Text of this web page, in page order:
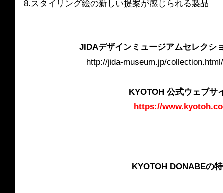
8.スタイリング絵の新しい提案が感じられる製品
JIDAデザインミュージアムセレクシ
http://jida-museum.jp/
KYOTOH 公式ウェブサ
https://
KYOTOH DONABEの